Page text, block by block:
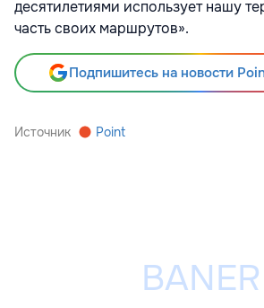
десятилетиями использует нашу
часть своих маршрутов».
Подпишитесь на новости
Источник Point